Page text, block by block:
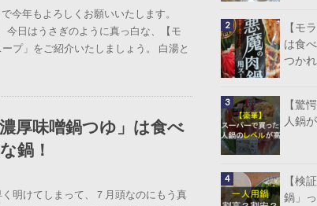
今年もよろしくお願いいたします。
今日はうさぎのように真っ白な、【モ
プ」をご紹介いたしましょう。 白湯と
厚味噌鍋つゆ」は食べ
鍋！
明けてしまって、７月頭なのにもう真
【モ
は食
つか
【驚
人鍋
【検
鍋」